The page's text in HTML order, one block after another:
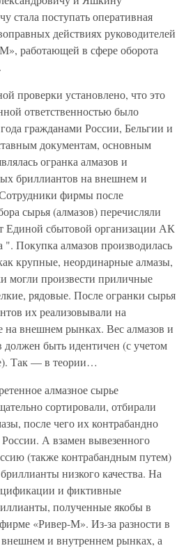
стала поступать оперативная
действиях руководителей
работающей в сфере оборота
проверки установлено, что это
ответственностью было
гражданами России, Бельгии и
документам, основным
огранка алмазов и
бриллиантов на внешнем и
фирмы после
сырья (алмазов) перечисляли
Единой сбытовой организации АК
Покупка алмазов производилась
крупные, неординарные алмазы,
могли произвести приличные
рядовые. После огранки сырья
их реализовывали на
на внешнем рынках. Вес алмазов и
должен быть идентичен (с учетом
Так — в теории…
алмазное сырье
сортировали, отбирали
после чего их контрабандно
А взамен вывезенного
(также контрабандным путем)
низкого качества. На
и фиктивные
полученные якобы в
фирме «Ривер-М». Из-за разности в
и внутреннем рынках, а